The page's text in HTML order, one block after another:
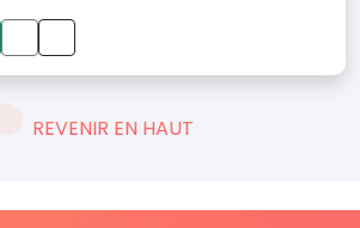
REVENIR EN HAUT